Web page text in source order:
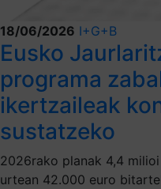
18/06/2026 I+G+B
Eusko
programa
ikertzaileak
sustatzeko
2026rako planak 4,4
urtean 42.000 euro